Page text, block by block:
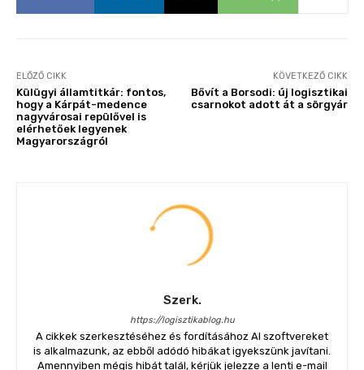
ELŐZŐ CIKK
Külügyi államtitkár: fontos,
hogy a Kárpát-medence
nagyvárosai repülővel is
elérhetőek legyenek
Magyarországról
KÖVETKEZŐ CIKK
Bővít a Borsodi: új logisztikai
csarnokot adott át a sörgyár
Szerk.
https://logisztikablog.hu
A cikkek szerkesztéséhez és fordításához AI szoftvereket
is alkalmazunk, az ebből adódó hibákat igyekszünk javítani.
Amennyiben mégis hibát talál, kérjük jelezze a lenti e-mail